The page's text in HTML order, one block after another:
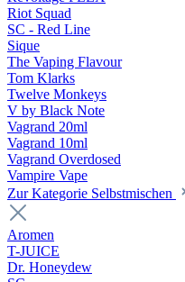
Riot Squad
SC - Red Line
Sique
The Vaping Flavour
Tom Klarks
Twelve Monkeys
V by Black Note
Vagrand 20ml
Vagrand 10ml
Vagrand Overdosed
Vampire Vape
Zur Kategorie Selbstmischen
Aromen
T-JUICE
Dr. Honeydew